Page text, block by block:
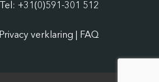
Tel: +31(0)591-301 512
Privacy verklaring FAQ